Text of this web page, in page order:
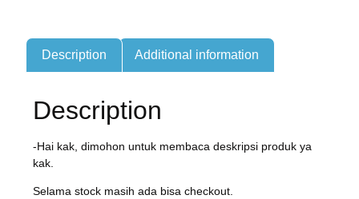
Description Additional information
Description
-Hai kak, dimohon untuk membaca deskripsi produk ya
kak.
Selama stock masih ada bisa checkout.